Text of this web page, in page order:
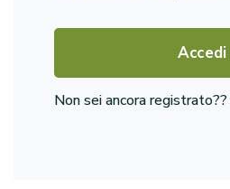
Accedi
Non sei ancora registrato??